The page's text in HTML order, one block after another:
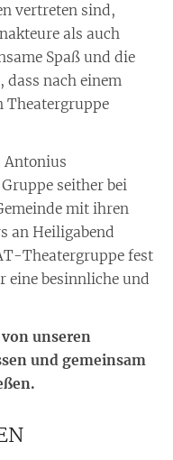
vertreten sind,
als auch
Spaß und die
nach einem
Theatergruppe
Antonius
seither bei
mit ihren
an Heiligabend
Theatergruppe fest
eine besinnliche und
unseren
und gemeinsam